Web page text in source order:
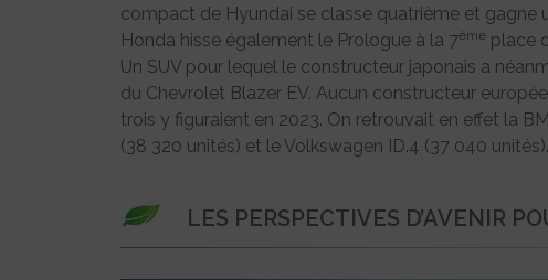
compact de Hyundai se classe quatrième et gagne
Honda hisse également le Prologue à la 7ème place
Un SUV pour lequel le constructeur japonais a
du Chevrolet Blazer EV. Aucun constructeur
trois y figuraient en 2023. On retrouvait en effet la
(38 320 unités) et le Volkswagen ID.4 (37 040 unités).
LES PERSPECTIVES D’AVENIR